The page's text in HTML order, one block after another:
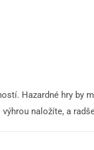
Hazardné hry by
naložíte, a